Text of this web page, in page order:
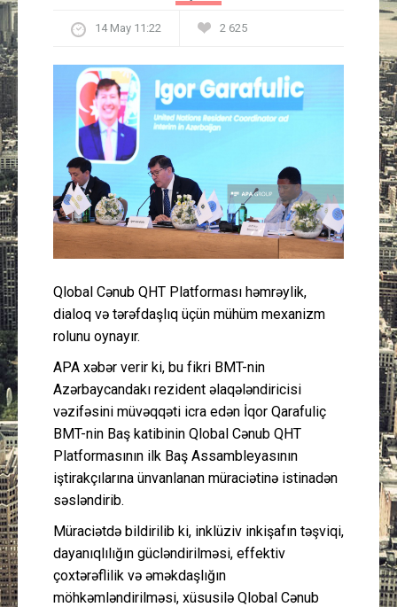
Güney Azərbaycan
Mədəniyyət
Müsahibə
Layihə
Gündəm
Cəmiyyət
Əlaqə
14 May 11:22 2 625
Qlobal Cənub QHT Platforması həmrəylik,
dialoq və tərəfdaşlıq üçün mühüm mexanizm
rolunu oynayır.
APA xəbər verir ki, bu fikri BMT-nin
Azərbaycandakı rezident əlaqələndiricisi
vəzifəsini müvəqqəti icra edən İqor Qarafuliç
BMT-nin Baş katibinin Qlobal Cənub QHT
Platformasının ilk Baş Assambleyasının
iştirakçılarına ünvanlanan müraciətinə istinadən
səsləndirib.
Müraciətdə bildirilib ki, inklüziv inkişafın təşviqi,
dayanıqlılığın gücləndirilməsi, effektiv
çoxtərəflilik və əməkdaşlığın
möhkəmləndirilməsi, xüsusilə Qlobal Cənub